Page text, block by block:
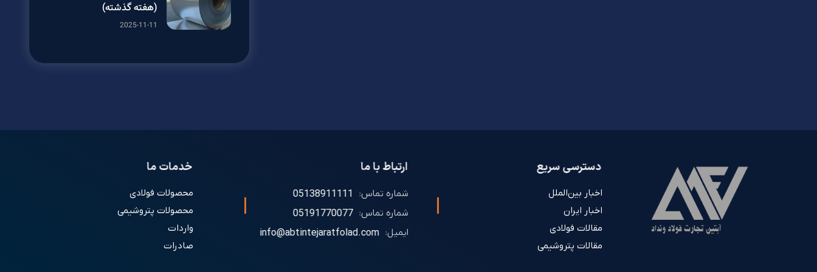
(هفته گذشته)
2025-11-11
دسترسی سریع
اخبار بین‌الملل
اخبار ایران
مقالات فولادی
مقالات پتروشیمی
ارتباط با ما
شماره تماس: 05138911111
شماره تماس: 05191770077
ایمیل: info@abtintejaratfolad.com
خدمات ما
محصولات فولادی
محصولات پتروشیمی
واردات
صادرات